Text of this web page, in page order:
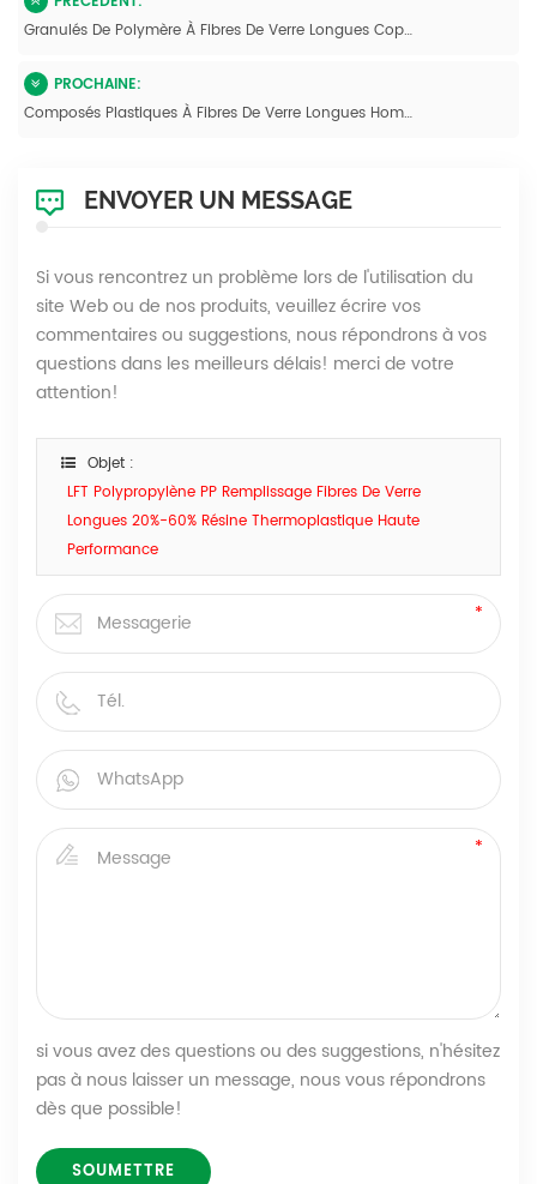
Granulés De Polymère À Fibres De Verre Longues Copo PP À Haute Résistance Aux Chocs
PROCHAINE:
Composés Plastiques À Fibres De Verre Longues Homopolymères De Polypropylène
ENVOYER UN MESSAGE
Si vous rencontrez un problème lors de l'utilisation du
site Web ou de nos produits, veuillez écrire vos
commentaires ou suggestions, nous répondrons à vos
questions dans les meilleurs délais! merci de votre
attention!
Objet :
LFT Polypropylène PP Remplissage Fibres De Verre
Longues 20%-60% Résine Thermoplastique Haute
Performance
si vous avez des questions ou des suggestions, n'hésitez
pas à nous laisser un message, nous vous répondrons
dès que possible!